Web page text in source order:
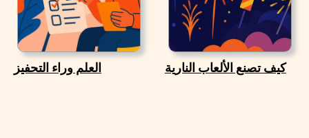
العلم وراء التحفيز كيف تصنع الألعاب النارية